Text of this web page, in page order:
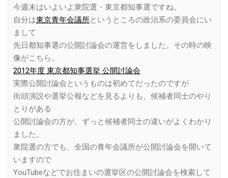
今週末はいよいよ衆院選・東京都知事選ですね。
自分は東京青年会議所というところの政治系の委員会にい
まして
先日都知事選の公開討論会の運営をしました。その時の映
像がこちら。
2012年度 東京都知事選挙 公開討論会
実際公開討論会というものは初めてだったのですが
街頭演説や選挙公報などを見るよりも、候補者同士のやり
とりがある
公開討論会の方が、ずっと候補者同士の違いがよくわかり
ました。
衆院選の方でも、全国の青年会議所が公開討論会を開いて
いますので
YouTubeなどでお住まいの選挙区の公開討論会を検索して